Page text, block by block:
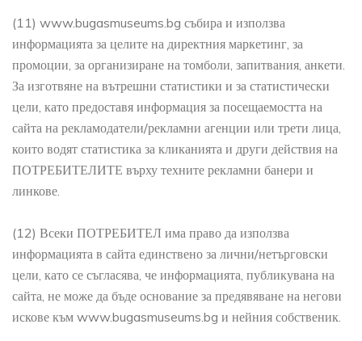
(11) www.bugasmuseums.bg събира и използва
информацията за целите на директния маркетинг, за
промоции, за организиране на томболи, запитвания, анкети.
За изготвяне на вътрешни статистики и за статистически
цели, като предоставя информация за посещаемостта на
сайта на рекламодатели/рекламни агенции или трети лица,
които водят статистика за кликанията и други действия на
ПОТРЕБИТЕЛИТЕ върху техните рекламни банери и
линкове.
(12) Всеки ПОТРЕБИТЕЛ има право да използва
информацията в сайта единствено за лични/нетърговски
цели, като се съгласява, че информацията, публикувана на
сайта, не може да бъде основание за предявяване на негови
искове към www.bugasmuseums.bg и нейния собственик.